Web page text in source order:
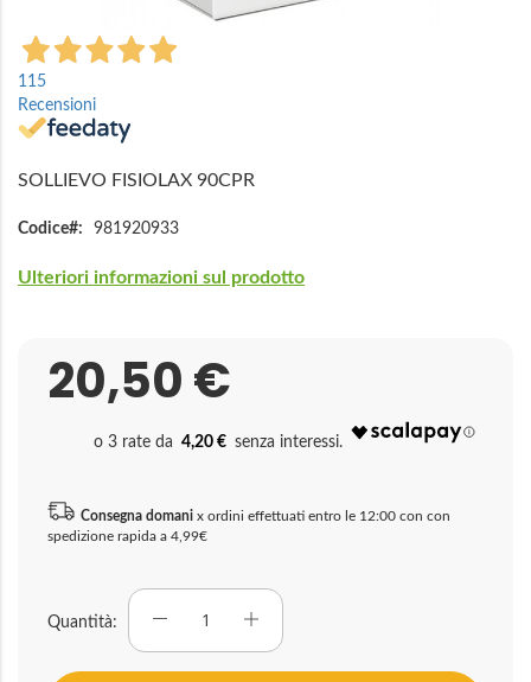
Vai
all'inizio
della
galleria
di
115
Recensioni
SOLLIEVO FISIOLAX 90CPR
Codice 981920933
Ulteriori informazioni sul prodotto
20,50 €
4,20 €
Consegna domani x ordini effettuati entro le 12:00 con con
spedizione rapida a 4,99€
Quantità